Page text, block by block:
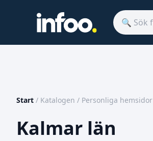
Start / Katalogen / Personliga hemsidor
Kalmar län